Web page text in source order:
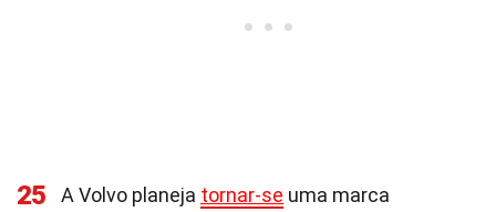
25 A Volvo planeja tornar-se uma marca